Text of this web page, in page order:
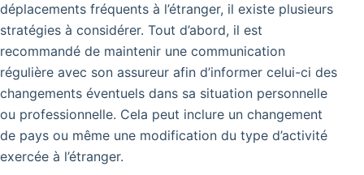
déplacements fréquents à l’étranger, il existe plusieurs
stratégies à considérer. Tout d’abord, il est
recommandé de maintenir une communication
régulière avec son assureur afin d’informer celui-ci des
changements éventuels dans sa situation personnelle
ou professionnelle. Cela peut inclure un changement
de pays ou même une modification du type d’activité
exercée à l’étranger.